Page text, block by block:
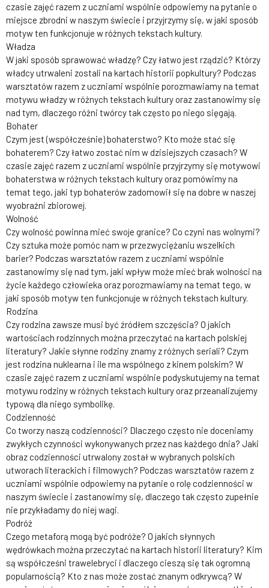
czasie zajęć razem z uczniami wspólnie odpowiemy na pytanie o
miejsce zbrodni w naszym świecie i przyjrzymy się, w jaki sposób
motyw ten funkcjonuje w różnych tekstach kultury.
Władza
W jaki sposób sprawować władzę? Czy łatwo jest rządzić? Którzy
władcy utrwaleni zostali na kartach historii popkultury? Podczas
warsztatów razem z uczniami wspólnie porozmawiamy na temat
motywu władzy w różnych tekstach kultury oraz zastanowimy się
nad tym, dlaczego różni twórcy tak często po niego sięgają.
Bohater
Czym jest (współcześnie) bohaterstwo? Kto może stać się
bohaterem? Czy łatwo zostać nim w dzisiejszych czasach? W
czasie zajęć razem z uczniami wspólnie przyjrzymy się motywowi
bohaterstwa w różnych tekstach kultury oraz pomówimy na
temat tego, jaki typ bohaterów zadomowił się na dobre w naszej
wyobraźni zbiorowej.
Wolność
Czy wolność powinna mieć swoje granice? Co czyni nas wolnymi?
Czy sztuka może pomóc nam w przezwyciężaniu wszelkich
barier? Podczas warsztatów razem z uczniami wspólnie
zastanowimy się nad tym, jaki wpływ może mieć brak wolności na
życie każdego człowieka oraz porozmawiamy na temat tego, w
jaki sposób motyw ten funkcjonuje w różnych tekstach kultury.
Rodzina
Czy rodzina zawsze musi być źródłem szczęścia? O jakich
wartościach rodzinnych można przeczytać na kartach polskiej
literatury? Jakie słynne rodziny znamy z różnych seriali? Czym
jest rodzina nuklearna i ile ma wspólnego z kinem polskim? W
czasie zajęć razem z uczniami wspólnie podyskutujemy na temat
motywu rodziny w różnych tekstach kultury oraz przeanalizujemy
typową dla niego symbolikę.
Codzienność
Co tworzy naszą codzienności? Dlaczego często nie doceniamy
zwykłych czynności wykonywanych przez nas każdego dnia? Jaki
obraz codzienności utrwalony został w wybranych polskich
utworach literackich i filmowych? Podczas warsztatów razem z
uczniami wspólnie odpowiemy na pytanie o rolę codzienności w
naszym świecie i zastanowimy się, dlaczego tak często zupełnie
nie przykładamy do niej wagi.
Podróż
Czego metaforą mogą być podróże? O jakich słynnych
wędrówkach można przeczytać na kartach historii literatury? Kim
są współcześni trawelebryci i dlaczego cieszą się tak ogromną
popularnością? Kto z nas może zostać znanym odkrywcą? W